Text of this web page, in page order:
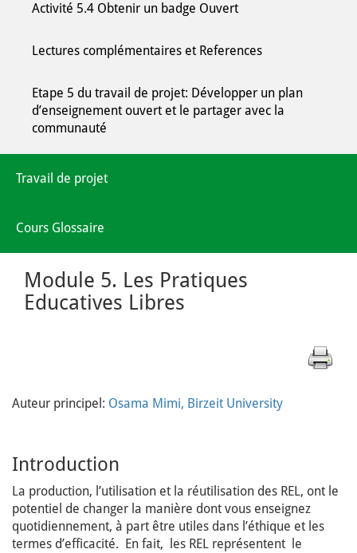
Activité 5.4 Obtenir un badge Ouvert
Lectures complémentaires et References
Etape 5 du travail de projet: Développer un plan
d’enseignement ouvert et le partager avec la
communauté
Travail de projet
Cours Glossaire
Module 5. Les Pratiques
Educatives Libres
Auteur principel: Osama Mimi, Birzeit University
Introduction
La production, l’utilisation et la réutilisation des REL, ont le
potentiel de changer la manière dont vous enseignez
quotidiennement, à part être utiles dans l’éthique et les
termes d’efficacité. En fait, les REL représentent le